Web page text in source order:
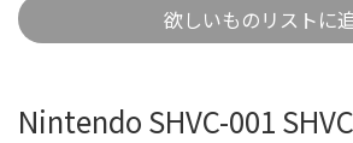
欲しいものリストに
Nintendo SHVC-001